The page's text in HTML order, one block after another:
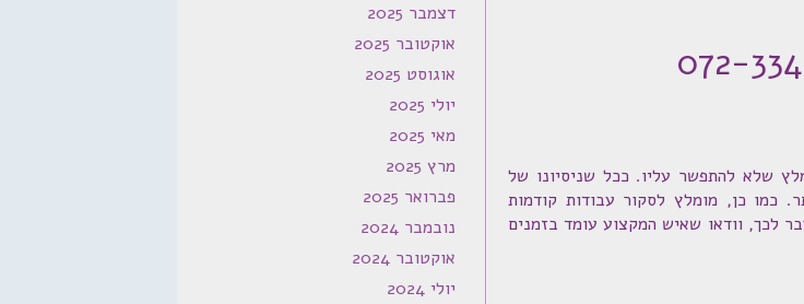
שלא להתפשר עליו. ככל שניסיונו של
כמו כן, מומלץ לסקור עבודות קודמות
לכך, וודאו שאיש המקצוע עומד בזמנים
דצמבר 2025
אוקטובר 2025
אוגוסט 2025
יולי 2025
מאי 2025
מרץ 2025
פברואר 2025
נובמבר 2024
אוקטובר 2024
יולי 2024